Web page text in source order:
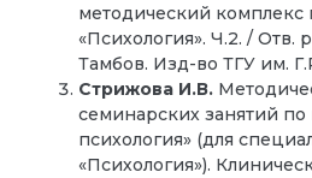
методический комплекс
«Психология». Ч.2. / Отв.
Тамбов. Изд-во ТГУ им.
Стрижова И.В.
семинарских занятий по
психология» (для
«Психология»).